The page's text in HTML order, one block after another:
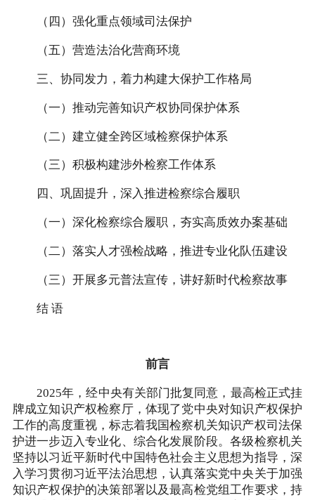
（四）强化重点领域司法保护
（五）营造法治化营商环境
三、协同发力，着力构建大保护工作格局
（一）推动完善知识产权协同保护体系
（二）建立健全跨区域检察保护体系
（三）积极构建涉外检察工作体系
四、巩固提升，深入推进检察综合履职
（一）深化检察综合履职，夯实高质效办案基础
（二）落实人才强检战略，推进专业化队伍建设
（三）开展多元普法宣传，讲好新时代检察故事
结 语
前言
2025年，经中央有关部门批复同意，最高检正式挂
牌成立知识产权检察厅，体现了党中央对知识产权保护
工作的高度重视，标志着我国检察机关知识产权司法保
护进一步迈入专业化、综合化发展阶段。各级检察机关
坚持以习近平新时代中国特色社会主义思想为指导，深
入学习贯彻习近平法治思想，认真落实党中央关于加强
知识产权保护的决策部署以及最高检党组工作要求，持